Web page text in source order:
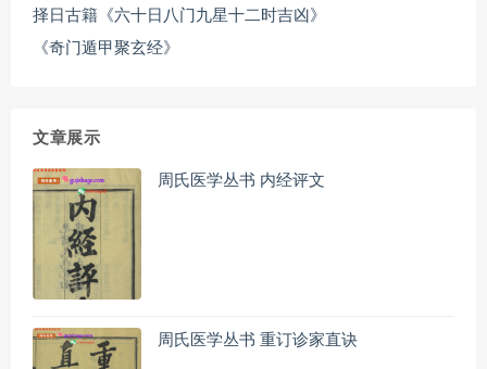
择日古籍《六十日八门九星十二时吉凶》
《奇门遁甲聚玄经》
文章展示
周氏医学丛书 内经评文
周氏医学丛书 重订诊家直诀